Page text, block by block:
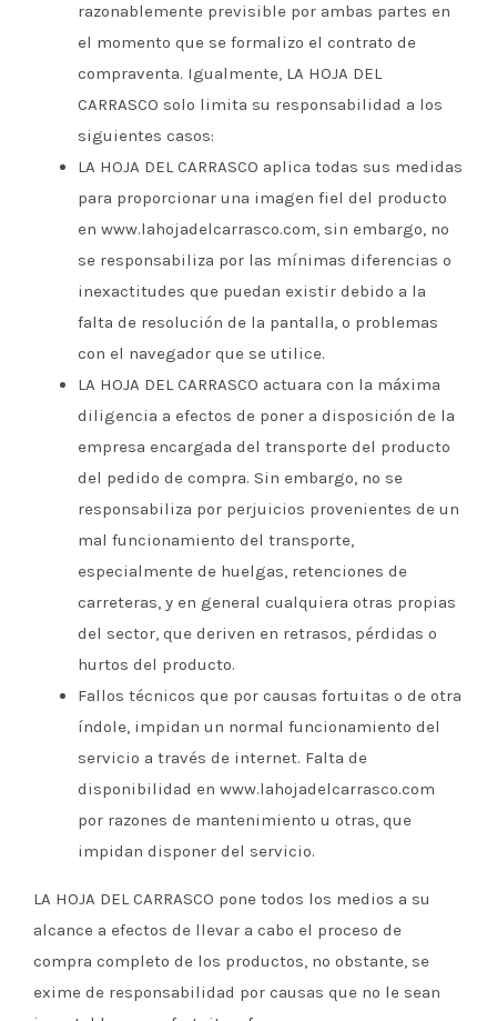
razonablemente previsible por ambas partes en
el momento que se formalizo el contrato de
compraventa. Igualmente, LA HOJA DEL
CARRASCO solo limita su responsabilidad a los
siguientes casos:
LA HOJA DEL CARRASCO aplica todas sus medidas
para proporcionar una imagen fiel del producto
en www.lahojadelcarrasco.com, sin embargo, no
se responsabiliza por las mínimas diferencias o
inexactitudes que puedan existir debido a la
falta de resolución de la pantalla, o problemas
con el navegador que se utilice.
LA HOJA DEL CARRASCO actuara con la máxima
diligencia a efectos de poner a disposición de la
empresa encargada del transporte del producto
del pedido de compra. Sin embargo, no se
responsabiliza por perjuicios provenientes de un
mal funcionamiento del transporte,
especialmente de huelgas, retenciones de
carreteras, y en general cualquiera otras propias
del sector, que deriven en retrasos, pérdidas o
hurtos del producto.
Fallos técnicos que por causas fortuitas o de otra
índole, impidan un normal funcionamiento del
servicio a través de internet. Falta de
disponibilidad en www.lahojadelcarrasco.com
por razones de mantenimiento u otras, que
impidan disponer del servicio.
LA HOJA DEL CARRASCO pone todos los medios a su
alcance a efectos de llevar a cabo el proceso de
compra completo de los productos, no obstante, se
exime de responsabilidad por causas que no le sean